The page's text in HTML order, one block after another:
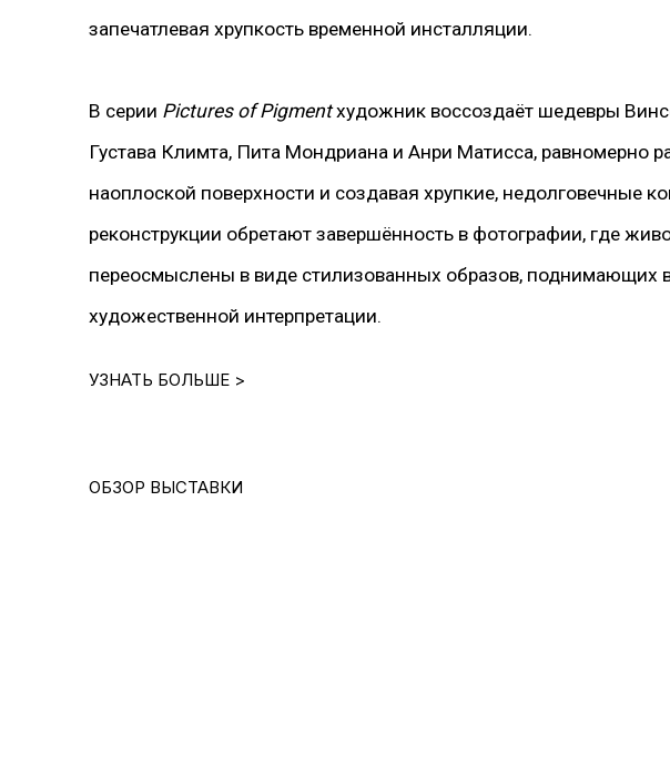
запечатлевая хрупкость временной инсталляции.
В серии Pictures of Pigment художник воссоздаёт шедевры
Густава Климта, Пита Мондриана и Анри Матисса, равномерно
наоплоской поверхности и создавая хрупкие, недолговечные
реконструкции обретают завершённость в фотографии, где
переосмыслены в виде стилизованных образов, поднимающих
художественной интерпретации.
УЗНАТЬ БОЛЬШЕ >
ОБЗОР ВЫСТАВКИ